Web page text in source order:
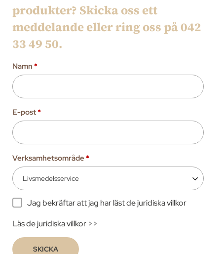
produkter? Skicka oss ett
meddelande eller ring oss på 042
33 49 50.
Namn *
E-post*
Verksamhetsområde*
Jag bekräftar att jag har läst de juridiska villkor
Läs de juridiska villkor >>
SKICKA